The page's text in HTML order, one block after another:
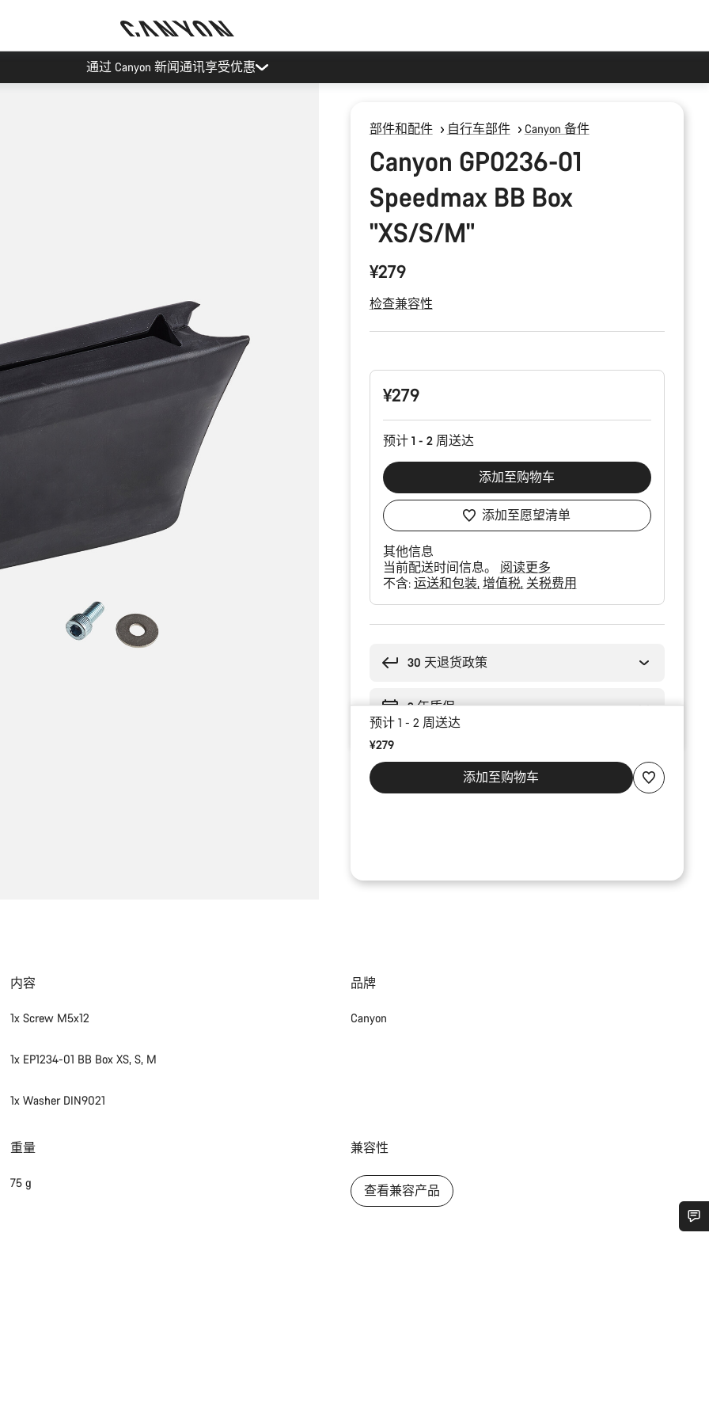
通过 Canyon 新闻通讯享受优惠
部件和配件 自行车部件 Canyon 备件
Canyon GP0236-01
Speedmax BB Box
"XS/S/M"
¥279
检查兼容性
配
¥279
预计 1 - 2 周送达
添加至购物车
添加至愿望清单
其他信息
当前配送时间信息。 阅读更多
不含: 运送和包装 增值税 关税费用
30 天退货政策
2 年质保
预计 1 - 2 周送达
¥279
添加至购物车
内容
1x Screw M5x12
1x EP1234-01 BB Box XS, S, M
1x Washer DIN9021
品牌
Canyon
重量
75 g
兼容性
查看兼容产品